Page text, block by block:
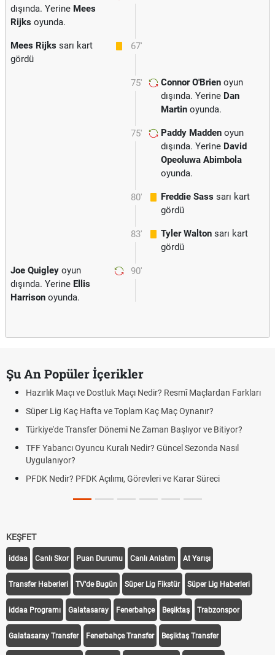
dışında. Yerine Mees
Rijks oyunda.
67'
Mees Rijks sarı kart
gördü
75' Connor O'Brien oyun
dışında. Yerine Dan
Martin oyunda.
75' Paddy Madden oyun
dışında. Yerine David
Opeoluwa Abimbola
oyunda.
80' Freddie Sass sarı kart
gördü
83' Tyler Walton sarı kart
gördü
90'
Joe Quigley oyun
dışında. Yerine Ellis
Harrison oyunda.
Şu An Popüler İçerikler
Hazırlık Maçı ve Dostluk Maçı Nedir? Resmî Maçlardan Farkları
Süper Lig Kaç Hafta ve Toplam Kaç Maç Oynanır?
Türkiye'de Transfer Dönemi Ne Zaman Başlıyor ve Bitiyor?
TFF Yabancı Oyuncu Kuralı Nedir? Güncel Sezonda Nasıl
Uygulanıyor?
PFDK Nedir? PFDK Açılımı, Görevleri ve Karar Süreci
KEŞFET
iddaa Canlı Skor Puan Durumu Canlı Anlatım At Yarışı
Transfer Haberleri TV'de Bugün Süper Lig Fikstür Süper Lig Haberleri
iddaa Programı Galatasaray Fenerbahçe Beşiktaş Trabzonspor
Galatasaray Transfer Fenerbahçe Transfer Beşiktaş Transfer